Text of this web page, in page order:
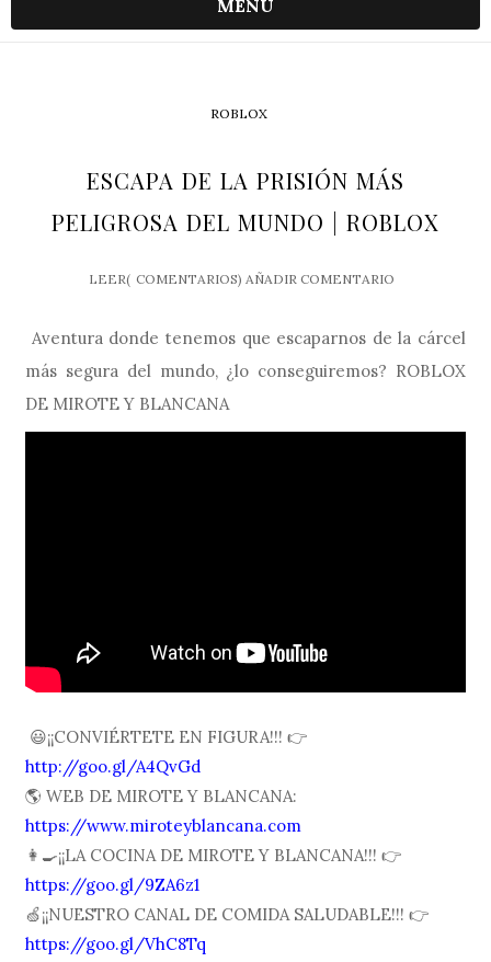
MENU
ROBLOX
ESCAPA DE LA PRISIÓN MÁS
PELIGROSA DEL MUNDO | ROBLOX
LEER( COMENTARIOS) AÑADIR COMENTARIO
Aventura donde tenemos que escaparnos de la cárcel
más segura del mundo, ¿lo conseguiremos? ROBLOX
DE MIROTE Y BLANCANA
😃¡¡CONVIÉRTETE EN FIGURA!!! 👉
http://goo.gl/A4QvGd
🌎 WEB DE MIROTE Y BLANCANA:
https://www.miroteyblancana.com
👩🍳¡¡LA COCINA DE MIROTE Y BLANCANA!!! 👉
https://goo.gl/9ZA6z1
🍏¡¡NUESTRO CANAL DE COMIDA SALUDABLE!!! 👉
https://goo.gl/VhC8Tq